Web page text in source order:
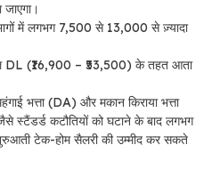
में लगभग 7,500 से 13,000 से ज़्यादा
(₹16,900 – ₹53,500) के तहत आता
भत्ता (DA) और मकान किराया भत्ता
कटौतियों को घटाने के बाद लगभग
टेक-होम सैलरी की उम्मीद कर सकते